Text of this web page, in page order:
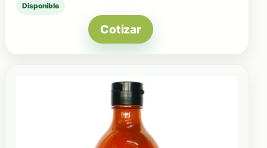
Disponible
Cotizar